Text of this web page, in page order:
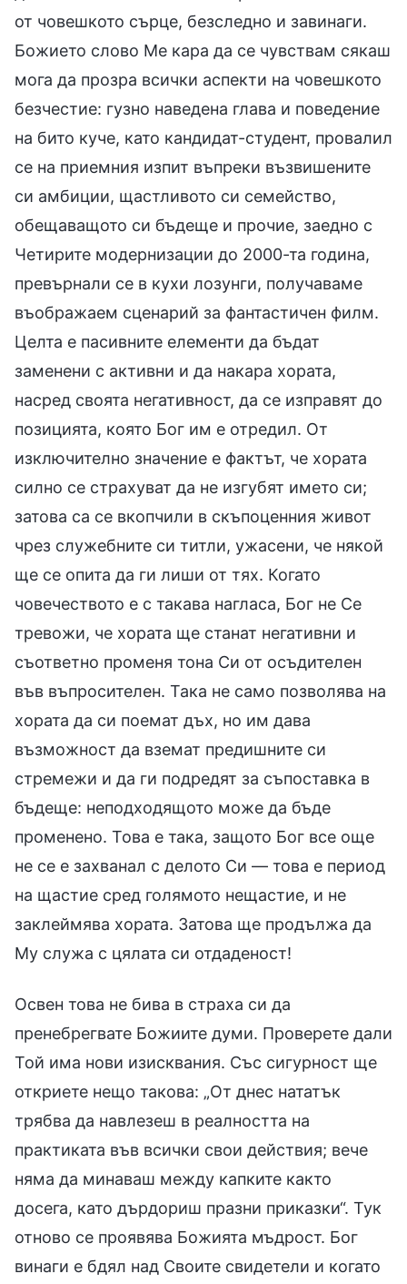
от човешкото сърце, безследно и завинаги.
Божието слово Ме кара да се чувствам сякаш
мога да прозра всички аспекти на човешкото
безчестие: гузно наведена глава и поведение
на бито куче, като кандидат-студент, провалил
се на приемния изпит въпреки възвишените
си амбиции, щастливото си семейство,
обещаващото си бъдеще и прочие, заедно с
Четирите модернизации до 2000-та година,
превърнали се в кухи лозунги, получаваме
въображаем сценарий за фантастичен филм.
Целта е пасивните елементи да бъдат
заменени с активни и да накара хората,
насред своята негативност, да се изправят до
позицията, която Бог им е отредил. От
изключително значение е фактът, че хората
силно се страхуват да не изгубят името си;
затова са се вкопчили в скъпоценния живот
чрез служебните си титли, ужасени, че някой
ще се опита да ги лиши от тях. Когато
човечеството е с такава нагласа, Бог не Се
тревожи, че хората ще станат негативни и
съответно променя тона Си от осъдителен
във въпросителен. Така не само позволява на
хората да си поемат дъх, но им дава
възможност да вземат предишните си
стремежи и да ги подредят за съпоставка в
бъдеще: неподходящото може да бъде
променено. Това е така, защото Бог все още
не се е захванал с делото Си — това е период
на щастие сред голямото нещастие, и не
заклеймява хората. Затова ще продължа да
Му служа с цялата си отдаденост!
Освен това не бива в страха си да
пренебрегвате Божиите думи. Проверете дали
Той има нови изисквания. Със сигурност ще
откриете нещо такова: „От днес нататък
трябва да навлезеш в реалността на
практиката във всички свои действия; вече
няма да минаваш между капките както
досега, като дърдориш празни приказки“. Тук
отново се проявява Божията мъдрост. Бог
винаги е бдял над Своите свидетели и когато